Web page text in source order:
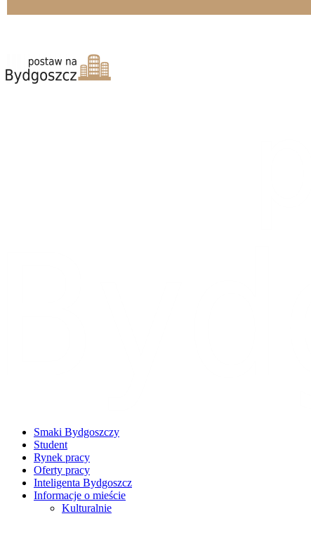
Smaki Bydgoszczy
Student
Rynek pracy
Oferty pracy
Inteligenta Bydgoszcz
Informacje o mieście
Kulturalnie